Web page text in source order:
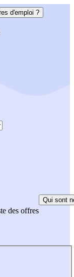
d'emploi ?
des offres
Qui sont